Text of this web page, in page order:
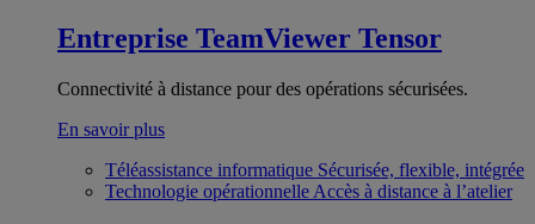
Entreprise TeamViewer Tensor
Connectivité à distance pour des opérations sécurisées.
En savoir plus
Téléassistance informatique Sécurisée, flexible, intégrée
Technologie opérationnelle Accès à distance à l’atelier